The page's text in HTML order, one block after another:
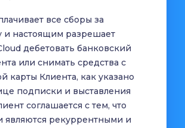
все сборы за
и настоящим разрешает
дебетовать банковский
или снимать средства с
карты Клиента, как указано
подписки и выставления
соглашается с тем, что
являются рекуррентными и